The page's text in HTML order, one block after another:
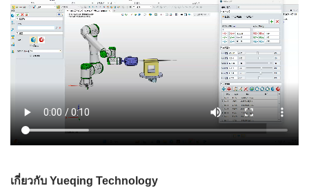
เกี่ยวกับ Yueqing Technology